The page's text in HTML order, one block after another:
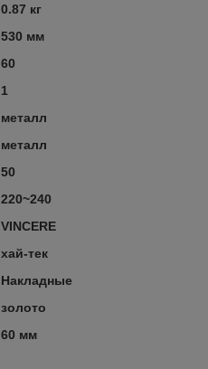
0.87 кг
530 мм
60
1
металл
металл
50
220~240
VINCERE
хай-тек
Накладные
золото
60 мм